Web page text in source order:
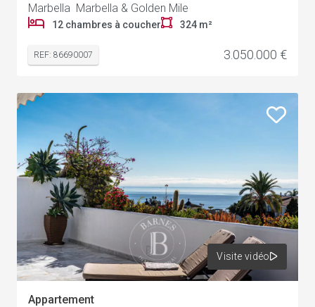
Marbella Marbella & Golden Mile
12 chambres à coucher 324 m²
REF: 86690007 3.050.000 €
Visite vidéo
Appartement